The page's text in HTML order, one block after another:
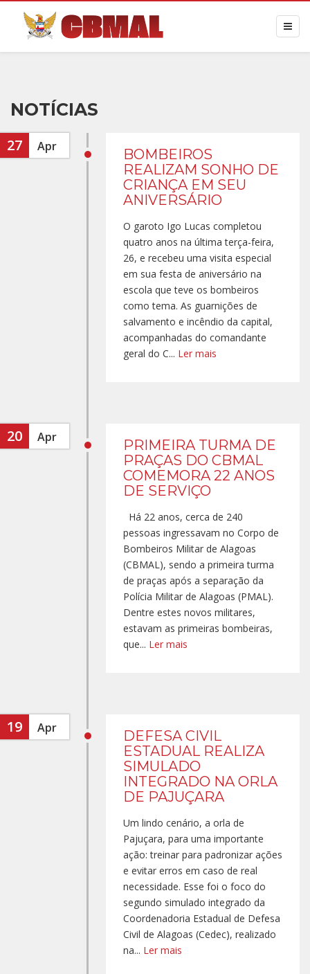
NOTÍCIAS
27 Apr
BOMBEIROS
REALIZAM SONHO DE
CRIANÇA EM SEU
ANIVERSÁRIO
O garoto Igo Lucas completou
quatro anos na última terça-feira,
26, e recebeu uma visita especial
em sua festa de aniversário na
escola que teve os bombeiros
como tema. As guarnições de
salvamento e incêndio da capital,
acompanhadas do comandante
geral do C... Ler mais
20 Apr
PRIMEIRA TURMA DE
PRAÇAS DO CBMAL
COMEMORA 22 ANOS
DE SERVIÇO
Há 22 anos, cerca de 240
pessoas ingressavam no Corpo de
Bombeiros Militar de Alagoas
(CBMAL), sendo a primeira turma
de praças após a separação da
Polícia Militar de Alagoas (PMAL).
Dentre estes novos militares,
estavam as primeiras bombeiras,
que... Ler mais
19 Apr
DEFESA CIVIL
ESTADUAL REALIZA
SIMULADO
INTEGRADO NA ORLA
DE PAJUÇARA
Um lindo cenário, a orla de
Pajuçara, para uma importante
ação: treinar para padronizar ações
e evitar erros em caso de real
necessidade. Esse foi o foco do
segundo simulado integrado da
Coordenadoria Estadual de Defesa
Civil de Alagoas (Cedec), realizado
na... Ler mais